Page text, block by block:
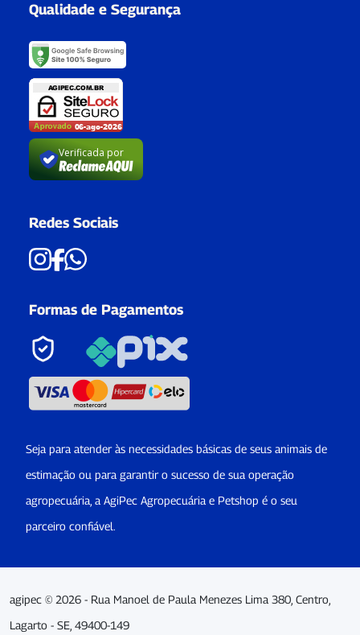
Qualidade e Segurança
Verificada por
Redes Sociais
Formas de Pagamentos
Seja para atender às necessidades básicas de seus animais de
estimação ou para garantir o sucesso de sua operação
agropecuária, a AgiPec Agropecuária e Petshop é o seu
parceiro confiável.
agipec © 2026 - Rua Manoel de Paula Menezes Lima 380, Centro,
Lagarto - SE, 49400-149